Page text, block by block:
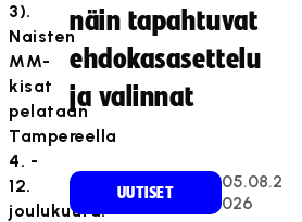
3).
Naisten
MM-
kisat
pelataan
Tampereella
4. -
12.
joulukuuta.
näin tapahtuvat
ehdokasasettelu
ja valinnat
UUTISET
05.08.2
026